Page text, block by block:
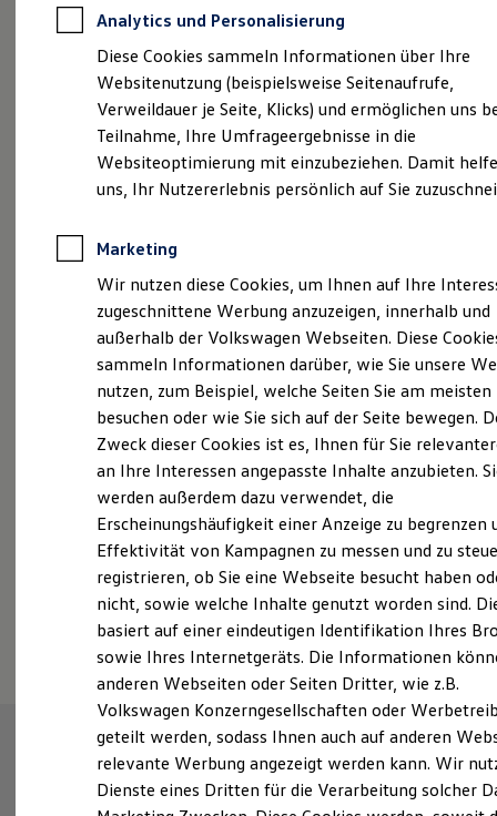
Autokredit mit Schlussrate
Versicherungen und Garantien
Kfz-Versicherung
Restschuldversicherungen
Garantien
Wartungsverträge
Geschäftskunden
Professional Class bei Volkswagen
Großkunden
Behörden
Anpfiff zum Gewinn
Elektroautos
ID. Tutorials
Elektrofahrzeugkonzepte
Reichweite
Reichweite der ID. Modelle
Reichweite im Winter
Laden
Laden unterwegs
Laden Zuhause
Ladezeitensimulator
Batterie
Sicherheit
Garantie und Lebensdauer
Nachhaltigkeit
Technologie
Kosten und Kauf
Verbrauchskosten
Kaufoptionen
E-Auto-Förderung
Software und Konnektivität
Die ID. Software 6
ID. Software Versionen und Updates
Digitale Extras
Schnittstellen zu Ihrem ID.
Probefahrt vereinbaren
Fahrzeugangebot anfordern
Serviceanfrage stellen
Analytics und Personalisierung
Diese Cookies sammeln Informationen über Ihre
Websitenutzung (beispielsweise Seitenaufrufe,
Verweildauer je Seite, Klicks) und ermöglichen uns
Teilnahme, Ihre Umfrageergebnisse in die
Websiteoptimierung mit einzubeziehen. Damit
uns, Ihr Nutzererlebnis persönlich auf Sie
Marketing
Wir nutzen diese Cookies, um Ihnen auf Ihre
zugeschnittene Werbung anzuzeigen, innerhalb und
außerhalb der Volkswagen Webseiten. Diese
sammeln Informationen darüber, wie Sie unsere
nutzen, zum Beispiel, welche Seiten Sie am meisten
besuchen oder wie Sie sich auf der Seite bewegen.
Zweck dieser Cookies ist es, Ihnen für Sie
an Ihre Interessen angepasste Inhalte anzubieten.
werden außerdem dazu verwendet, die
Erscheinungshäufigkeit einer Anzeige zu begrenzen
Effektivität von Kampagnen zu messen und zu
registrieren, ob Sie eine Webseite besucht haben
nicht, sowie welche Inhalte genutzt worden sind.
basiert auf einer eindeutigen Identifikation Ihres
sowie Ihres Internetgeräts. Die Informationen
anderen Webseiten oder Seiten Dritter, wie z.B.
Volkswagen Konzerngesellschaften oder
geteilt werden, sodass Ihnen auch auf anderen
relevante Werbung angezeigt werden kann. Wir
Dienste eines Dritten für die Verarbeitung solcher